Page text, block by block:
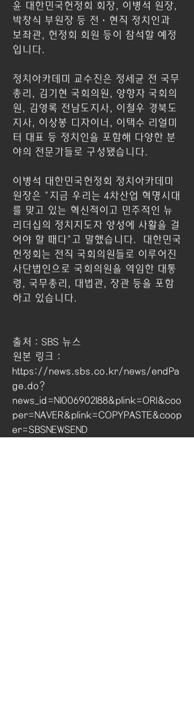
윤 대한민국헌정회 회장, 이병석 원장,
박창식 부원장 등 전·현직 정치인과
보좌관, 헌정회 회원 등이 참석할 예정
입니다.
정치아카데미 교수진은 정세균 전 국무
총리, 김기현 국회의원, 양향자 국회의
원, 김영록 전남도지사, 이철우 경북도
지사, 이상봉 디자이너, 이택수 리얼미
터 대표 등 정치인을 포함해 다양한 분
야의 전문가들로 구성됐습니다.
이병석 대한민국헌정회 정치아카데미
원장은 "지금 우리는 4차산업 혁명시대
를 맞고 있는 혁신적이고 민주적인 뉴
리더십의 정치지도자 양성에 사활을 걸
어야 할 때다"고 말했습니다.  대한민국
헌정회는 전직 국회의원들로 이루어진
사단법인으로 국회의원을 역임한 대통
령, 국무총리, 대법관, 장관 등을 포함
하고 있습니다.
출처 : SBS 뉴스
원본 링크 :
https://news.sbs.co.kr/news/endPa
ge.do?
news_id=N1006902188&plink=ORI&coo
per=NAVER&plink=COPYPASTE&coop
er=SBSNEWSEND